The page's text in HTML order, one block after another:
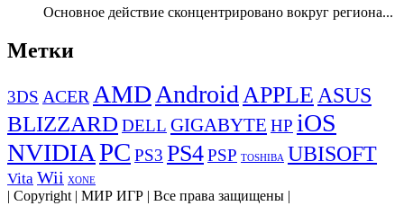
Основное действие сконцентрировано вокруг региона...
Метки
3DS ACERAMDAndroidAPPLEASUS
BLIZZARD DELL GIGABYTE HP iOS
NVIDIAPC PS3 PS4PSP TOSHIBA UBISOFT
Vita Wii XONE
| Copyright | МИР ИГР | Все права защищены |